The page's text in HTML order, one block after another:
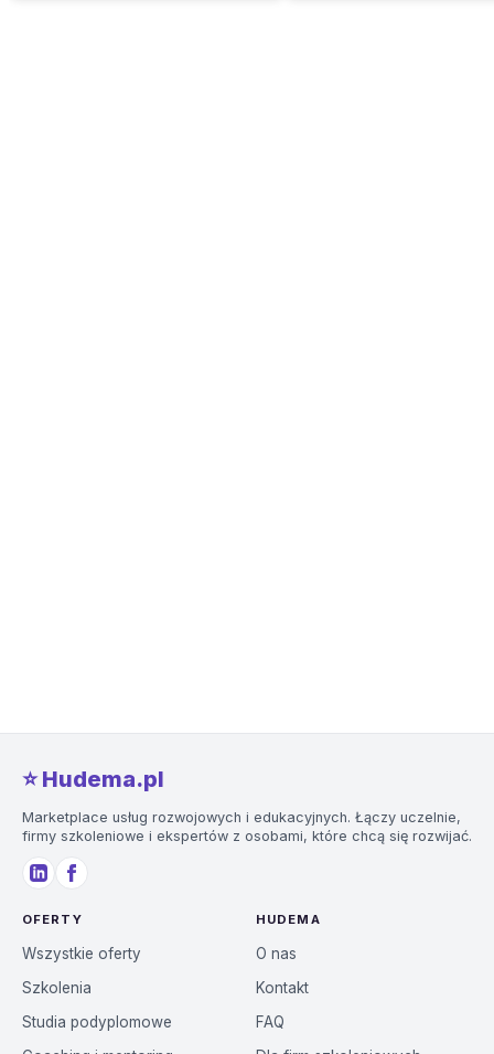
⭐️ Hudema.pl
Marketplace usług rozwojowych i edukacyjnych. Łączy uczelnie,
firmy szkoleniowe i ekspertów z osobami, które chcą się rozwijać.
OFERTY
Wszystkie oferty
Szkolenia
Studia podyplomowe
HUDEMA
O nas
Kontakt
FAQ